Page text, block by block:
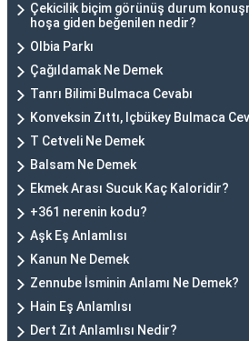
Çekicilik biçim görünüş durum
hoşa giden beğenilen nedir?
Olbia Parkı
Çağıldamak Ne Demek
Tanrı Bilimi Bulmaca Cevabı
Konveksin Zıttı, Içbükey Bulmaca
T Cetveli Ne Demek
Balsam Ne Demek
Ekmek Arası Sucuk Kaç Kaloridir?
+361 nerenin kodu?
Aşk Eş Anlamlısı
Kanun Ne Demek
Zennube İsminin Anlamı Ne Demek?
Hain Eş Anlamlısı
Dert Zıt Anlamlısı Nedir?